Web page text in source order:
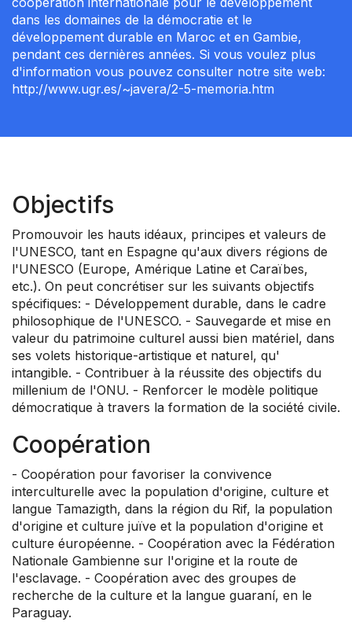
dans les domaines de la démocratie et le
développement durable en Maroc et en Gambie,
pendant ces dernières années. Si vous voulez plus
d'information vous pouvez consulter notre site web:
http://www.ugr.es/~javera/2-5-memoria.htm
Objectifs
Promouvoir les hauts idéaux, principes et valeurs de
l'UNESCO, tant en Espagne qu'aux divers régions de
l'UNESCO (Europe, Amérique Latine et Caraïbes,
etc.). On peut concrétiser sur les suivants objectifs
spécifiques: - Développement durable, dans le cadre
philosophique de l'UNESCO. - Sauvegarde et mise en
valeur du patrimoine culturel aussi bien matériel, dans
ses volets historique-artistique et naturel, qu'
intangible. - Contribuer à la réussite des objectifs du
millenium de l'ONU. - Renforcer le modèle politique
démocratique à travers la formation de la société civile.
Coopération
- Coopération pour favoriser la convivence
interculturelle avec la population d'origine, culture et
langue Tamazigth, dans la région du Rif, la population
d'origine et culture juïve et la population d'origine et
culture éuropéenne. - Coopération avec la Fédération
Nationale Gambienne sur l'origine et la route de
l'esclavage. - Coopération avec des groupes de
recherche de la culture et la langue guaraní, en le
Paraguay.